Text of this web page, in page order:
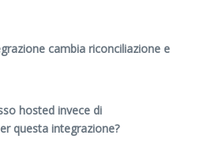
cambia riconciliazione e
hosted invece di
questa integrazione?